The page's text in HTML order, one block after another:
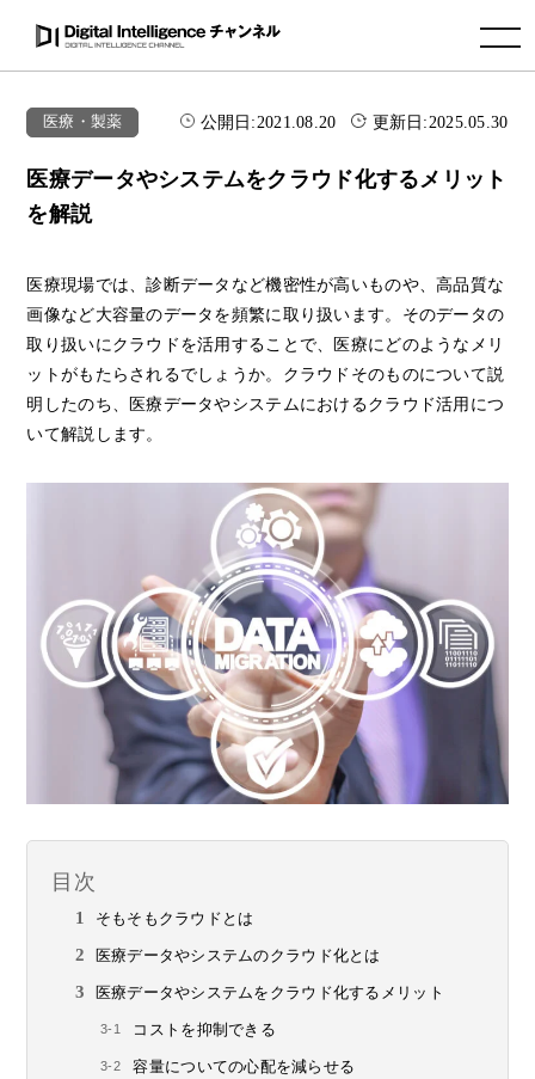
toggle navigation
医療・製薬 公開日:2021.08.20 更新日:2025.05.30
医療データやシステムをクラウド化するメリット
を解説
医療現場では、診断データなど機密性が高いものや、高品質な
画像など大容量のデータを頻繁に取り扱います。そのデータの
取り扱いにクラウドを活用することで、医療にどのようなメリ
ットがもたらされるでしょうか。クラウドそのものについて説
明したのち、医療データやシステムにおけるクラウド活用につ
いて解説します。
目次
そもそもクラウドとは
医療データやシステムのクラウド化とは
医療データやシステムをクラウド化するメリット
コストを抑制できる
容量についての心配を減らせる